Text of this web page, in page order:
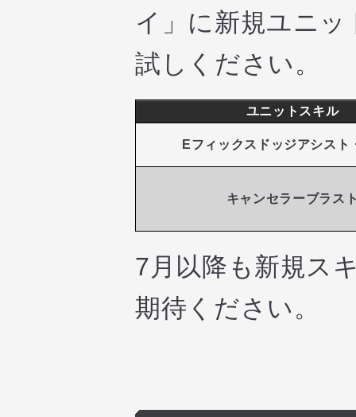
イ」に新規ユニ
試しください。
ユニットスキル
Eフィックスドッジアシスト
キャンセラーブラス
7月以降も新規ス
期待ください。